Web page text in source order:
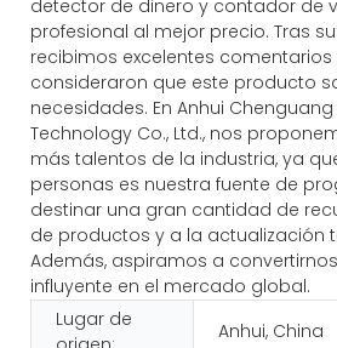
detector de dinero y contador de
profesional al mejor precio. Tras
recibimos excelentes comentarios
consideraron que este producto
necesidades. En Anhui
Technology Co., Ltd., nos
más talentos de la industria, ya
personas es nuestra fuente de
destinar una gran cantidad de
de productos y a la actualización
Además, aspiramos a
influyente en el mercado global.
Lugar de
Anhui, China